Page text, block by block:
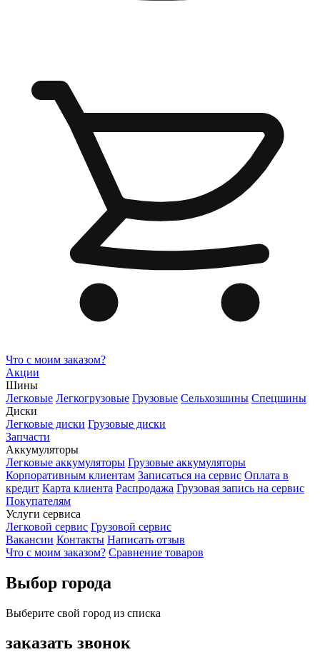
Что с моим заказом?
Акции
Шины
Легковые Легкогрузовые Грузовые Сельхозшины Спецшины
Диски
Легковые диски Грузовые диски
Запчасти
Аккумуляторы
Легковые аккумуляторы Грузовые аккумуляторы
Корпоративным клиентам Записаться на сервис Оплата в
кредит Карта клиента Распродажа Грузовая запись на сервис
Покупателям
Услуги сервиса
Легковой сервис Грузовой сервис
Вакансии Контакты Написать отзыв
Что с моим заказом? Сравнение товаров
Выбор города
Выберите свой город из списка
заказать звонок